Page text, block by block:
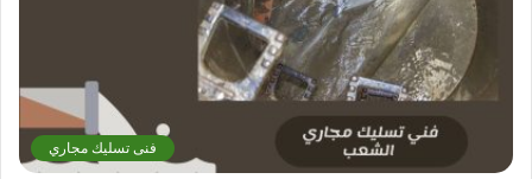
فنى تسليك مجاري